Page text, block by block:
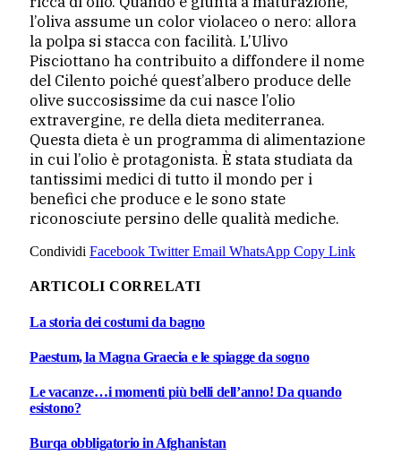
l’oliva assume un color violaceo o nero: allora
la polpa si stacca con facilità. L’Ulivo
Pisciottano ha contribuito a diffondere il nome
del Cilento poiché quest’albero produce delle
olive succosissime da cui nasce l’olio
extravergine, re della dieta mediterranea.
Questa dieta è un programma di alimentazione
in cui l’olio è protagonista. È stata studiata da
tantissimi medici di tutto il mondo per i
benefici che produce e le sono state
riconosciute persino delle qualità mediche.
Condividi Facebook Twitter Email WhatsApp Copy Link
ARTICOLI CORRELATI
La storia dei costumi da bagno
Paestum, la Magna Graecia e le spiagge da sogno
Le vacanze…i momenti più belli dell’anno! Da quando
esistono?
Burqa obbligatorio in Afghanistan